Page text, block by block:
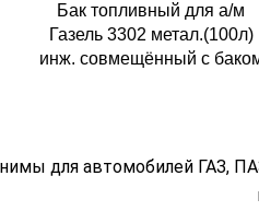
Бак топливный для а/м
Газель 3302 метал.(100л)
инж. совмещённый с
для автомобилей ГАЗ,